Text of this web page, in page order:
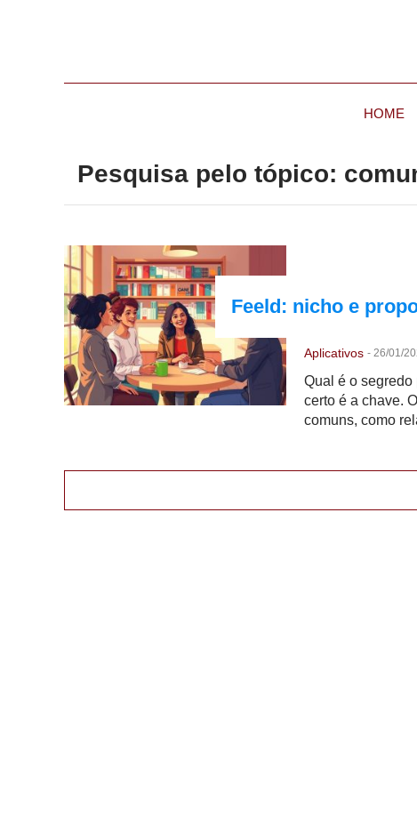
HOME
Pesquisa pelo tópico:
Feeld: nicho e
Aplicativos - 26/01/
Qual é o
certo é a chave.
comuns, como